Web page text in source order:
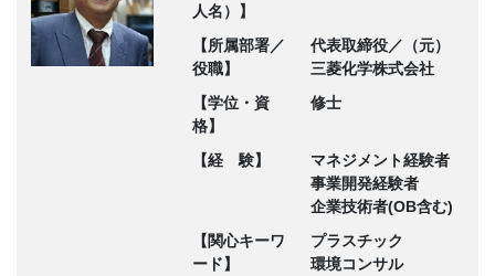
人名）】
【所属部署／
役職】
代表取締役／（元）
三菱化学株式会社
【学位・資
格】
修士
【経 験】
マネジメント経験者
事業開発経験者
企業技術者(OB含む)
【関心キーワ
ード】
プラスチック
環境コンサル